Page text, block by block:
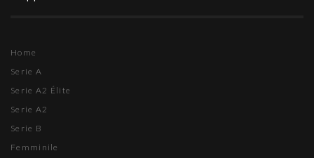
Home
Serie A
Serie A2 Élite
Serie A2
Serie B
Femminile